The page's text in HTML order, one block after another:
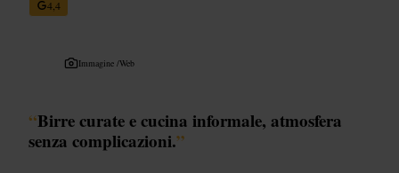
4,4
Immagine /Web
“Birre curate e cucina informale, atmosfera
senza complicazioni.”